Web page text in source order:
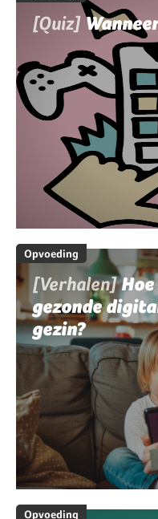
[Quiz]
Opvoeding
[Verhalen]
gezonde
gezin?
Opvoeding